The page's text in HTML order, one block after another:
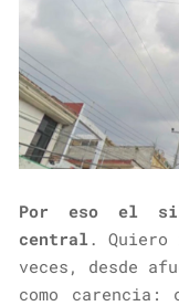
Por eso el
central . Quiero
veces, desde
como